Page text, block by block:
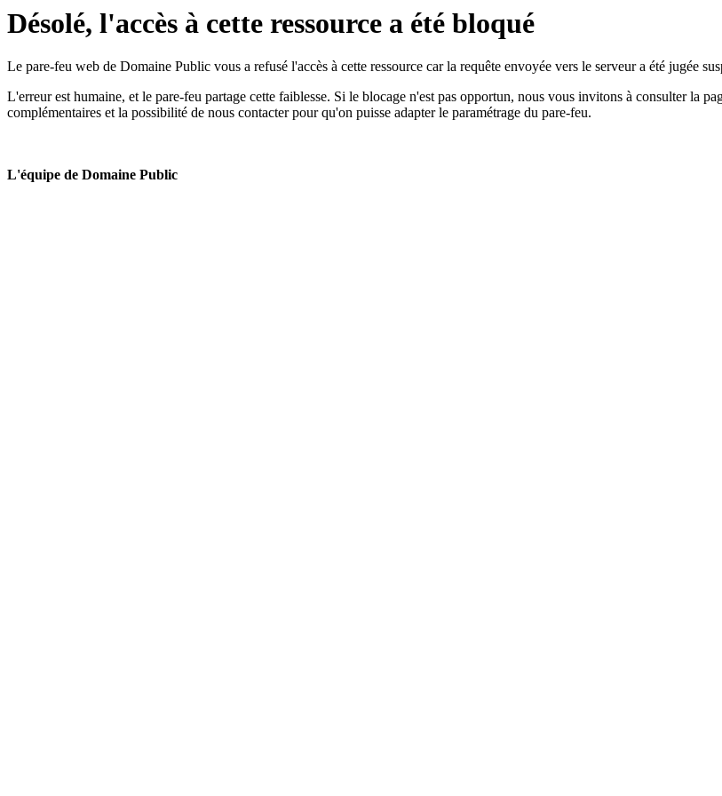
Désolé, l'accès à cette ressource a été bloqué
Le pare-feu web de Domaine Public vous a refusé l'accès à cette ressource car la requête envoyée vers le serveur a été jugée
L'erreur est humaine, et le pare-feu partage cette faiblesse. Si le blocage n'est pas opportun, nous vous invitons à consulter la
complémentaires et la possibilité de nous contacter pour qu'on puisse adapter le paramétrage du pare-feu.
L'équipe de Domaine Public